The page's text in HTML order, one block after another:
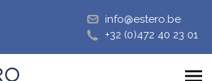
info@estero.be
+32 (0)472 40 23 01